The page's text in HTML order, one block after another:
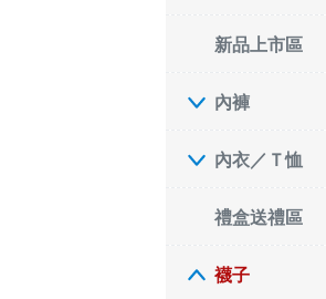
新品上市區
內褲
內衣／Ｔ恤
禮盒送禮區
襪子